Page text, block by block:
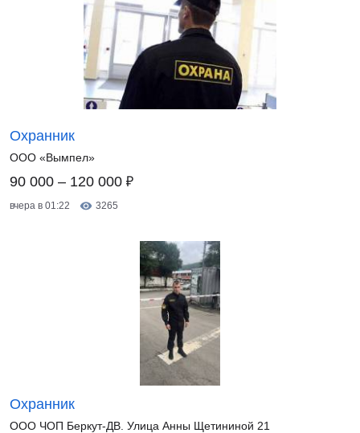
Охранник
ООО «Вымпел»
90 000 – 120 000 ₽
вчера в 01:22 3265
Охранник
ООО ЧОП Беркут-ДВ. Улица Анны Щетининой 21